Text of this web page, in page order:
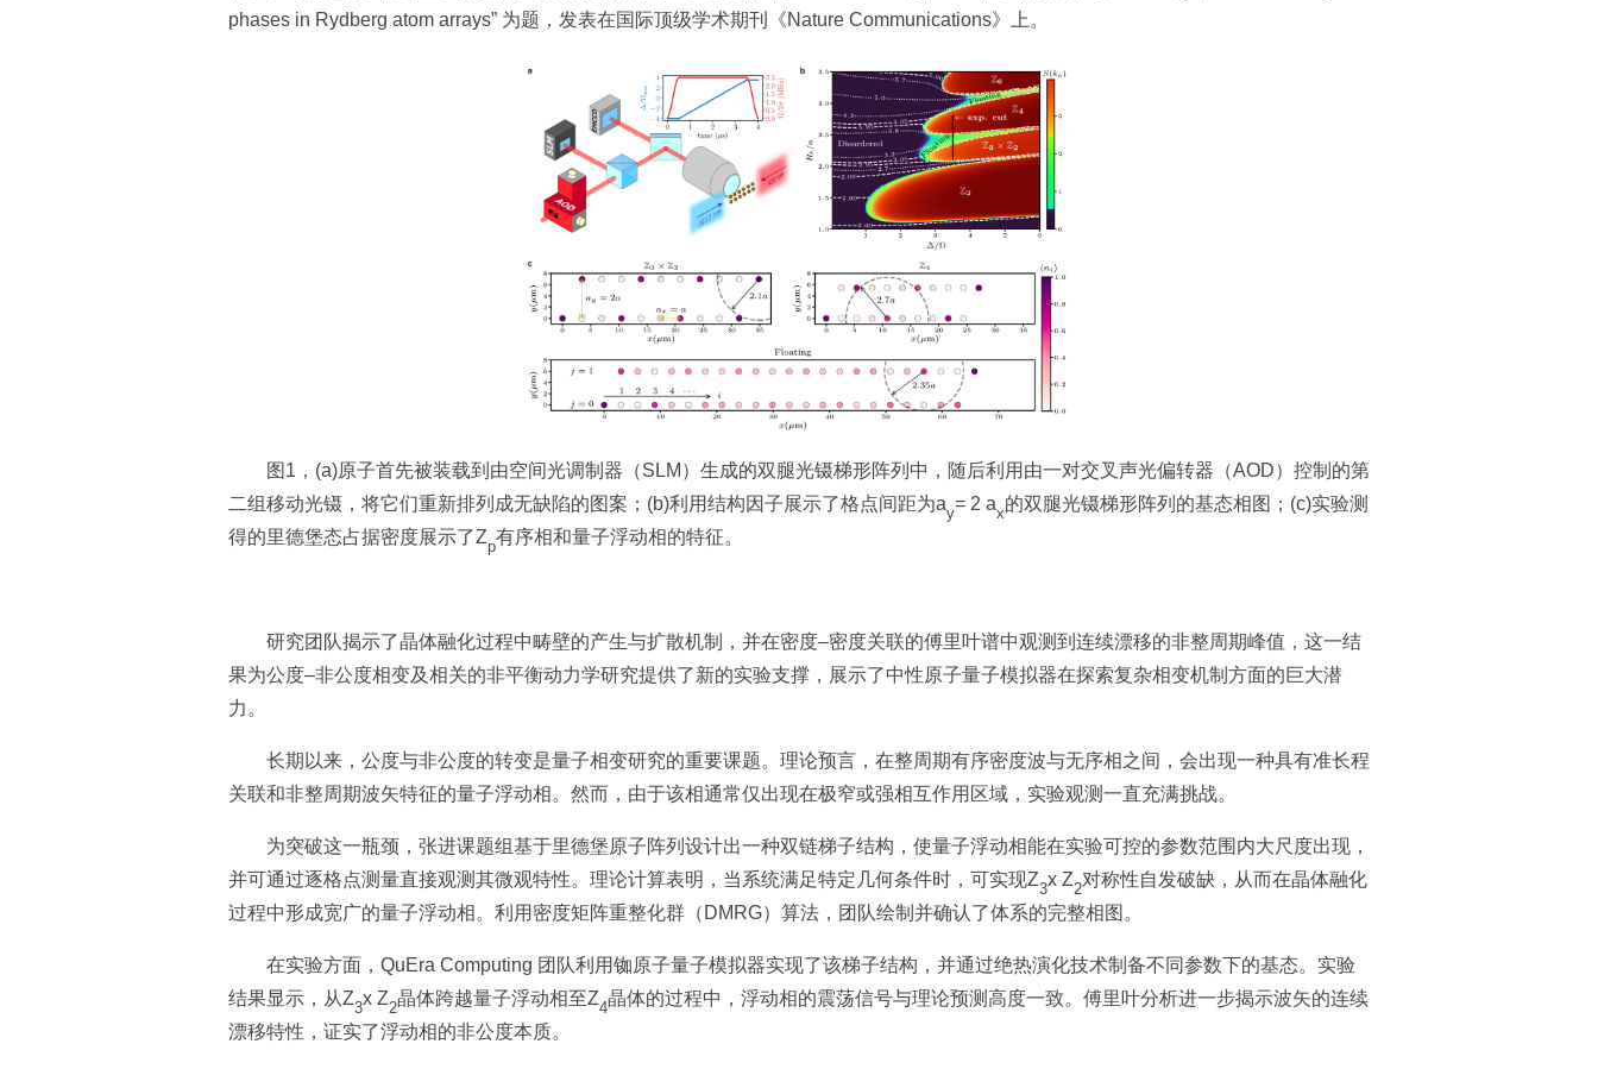
phases in Rydberg atom arrays” 为题，发表在国际顶级学术期刊《Nature Communications》上。
图1，(a)原子首先被装载到由空间光调制器（SLM）生成的双腿光镊梯形阵列中，随后利用由一对交叉声光偏转器（AOD）控制的第
二组移动光镊，将它们重新排列成无缺陷的图案；(b)利用结构因子展示了格点间距为ay= 2 ax的双腿光镊梯形阵列的基态相图；(c)实验测
得的里德堡态占据密度展示了Zp有序相和量子浮动相的特征。
研究团队揭示了晶体融化过程中畴壁的产生与扩散机制，并在密度–密度关联的傅里叶谱中观测到连续漂移的非整周期峰值，这一结
果为公度–非公度相变及相关的非平衡动力学研究提供了新的实验支撑，展示了中性原子量子模拟器在探索复杂相变机制方面的巨大潜
力。
长期以来，公度与非公度的转变是量子相变研究的重要课题。理论预言，在整周期有序密度波与无序相之间，会出现一种具有准长程
关联和非整周期波矢特征的量子浮动相。然而，由于该相通常仅出现在极窄或强相互作用区域，实验观测一直充满挑战。
为突破这一瓶颈，张进课题组基于里德堡原子阵列设计出一种双链梯子结构，使量子浮动相能在实验可控的参数范围内大尺度出现，
并可通过逐格点测量直接观测其微观特性。理论计算表明，当系统满足特定几何条件时，可实现Z3x Z2对称性自发破缺，从而在晶体融化
过程中形成宽广的量子浮动相。利用密度矩阵重整化群（DMRG）算法，团队绘制并确认了体系的完整相图。
在实验方面，QuEra Computing 团队利用铷原子量子模拟器实现了该梯子结构，并通过绝热演化技术制备不同参数下的基态。实验
结果显示，从Z3x Z2晶体跨越量子浮动相至Z4晶体的过程中，浮动相的震荡信号与理论预测高度一致。傅里叶分析进一步揭示波矢的连续
漂移特性，证实了浮动相的非公度本质。